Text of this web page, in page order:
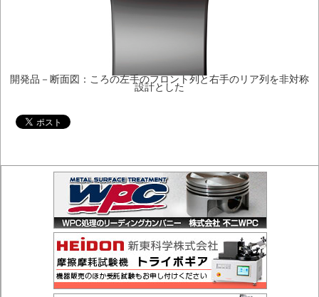
開発品－断面図：ころの左手のフロント列と右手のリア列を非対称
設計とした